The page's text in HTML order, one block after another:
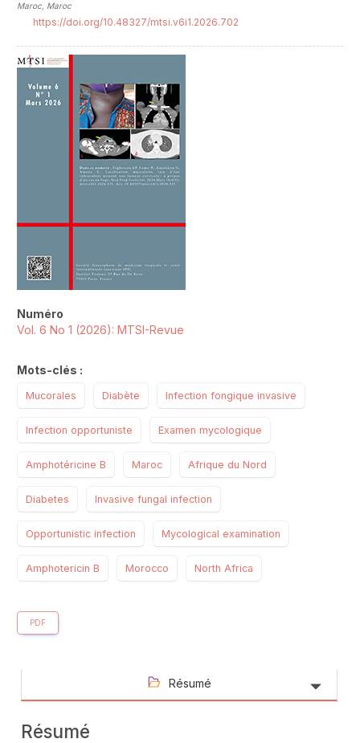
Maroc, Maroc
https://doi.org/10.48327/mtsi.v6i1.2026.702
Numéro
Vol. 6 No 1 (2026): MTSI-Revue
Mots-clés :
Mucorales Diabète Infection fongique invasive
Infection opportuniste Examen mycologique
Amphotéricine B Maroc Afrique du Nord
Diabetes Invasive fungal infection
Opportunistic infection Mycological examination
Amphotericin B Morocco North Africa
PDF
Résumé
Résumé